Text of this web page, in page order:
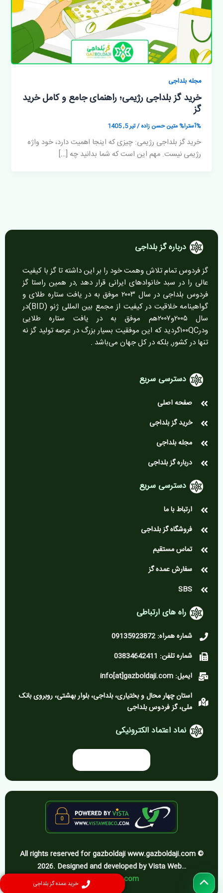
مجله بلداجی
خرید گز بلداجی رژیمی؛ راهنمای جامع و کامل خرید
گز
%آسترا%متین حسن زاده/تیر 5, 1405
خرید گز بلداجی رژیمی: چیزی که اینجا اهمیت دارد، خود واژه
رژیمی نیست. مهم این است که شما بدانید چه […]
خرید عمده گز بلداجی
درباره گز بلداجی
گز فردوس تمام تلاش وهمت خود را بر این داشته تا گز با کیفیت
عالی را در سبد خانوادهای ایرانی قرار دهد ,در همین راستا گز
فردوس بلداجی در سال ۲۰۰۳ موفق به در یافت ستاره طلای و
گواهینامه خلاقیت در کیفیت از مجمع بین المللی ژنو (BID)در
سال ۲۰۰۵و۲۰۰۷هم موفق به در یافت ستاره طلایی
ودر۱۰۰QCگردید که این موفقیت بسیار بزرگ در عرصه تولید گز نه
تنها در کشور, بلکه در کل جهان می‌باشد .
دسترسی سریع
صفحه اصلی
خرید گز بلداجی
مجله بلداجی
درباره گز بلداجی
دسترسی سریع
ارتباط با ما
فروشگاه گز بلداجی
تماس مستقیم
سفارش عمده گز
SBS
راه های ارتباطی
شماره همراه: 09135923872
شماره تلفن: 03834642411
ایمیل: info[at]gazboldaji.com
استان چهار محال و بختیاری، بلداجی، بلوار بهشتی، روبروی بانک
ملی، گز فردوس بلداجی
نماد اعتماد الکترونیکی
All rights reserved for gazboldaji www.gazboldaji.com ©
2026. Designed and developed by Vista Web…
vistawebco.com
پیمایش